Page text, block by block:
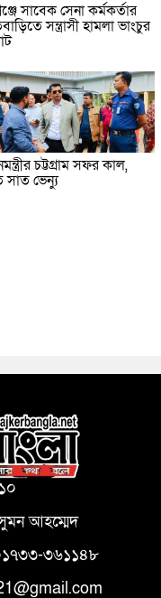
সাবেক সেনা কর্মকর্তার
সন্ত্রাসী হামলা ভাংচুর
চট্টগ্রাম সফর কাল,
সাত ভেন্যু
আহম্মেদ
৩৬১১৪৮